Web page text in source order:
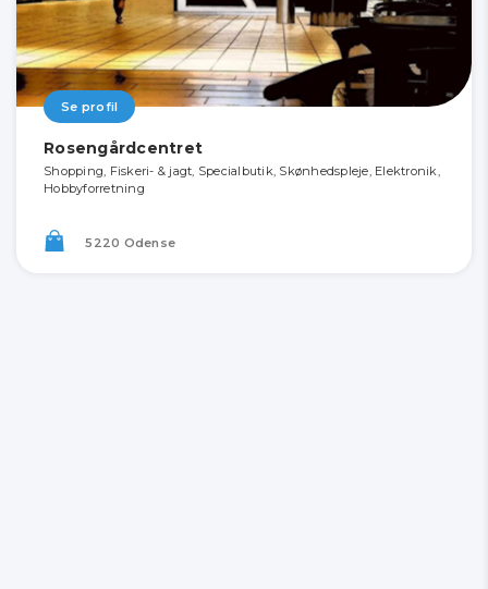
Se profil
Rosengårdcentret
Shopping, Fiskeri- & jagt, Specialbutik, Skønhedspleje, Elektronik,
Hobbyforretning
5220 Odense